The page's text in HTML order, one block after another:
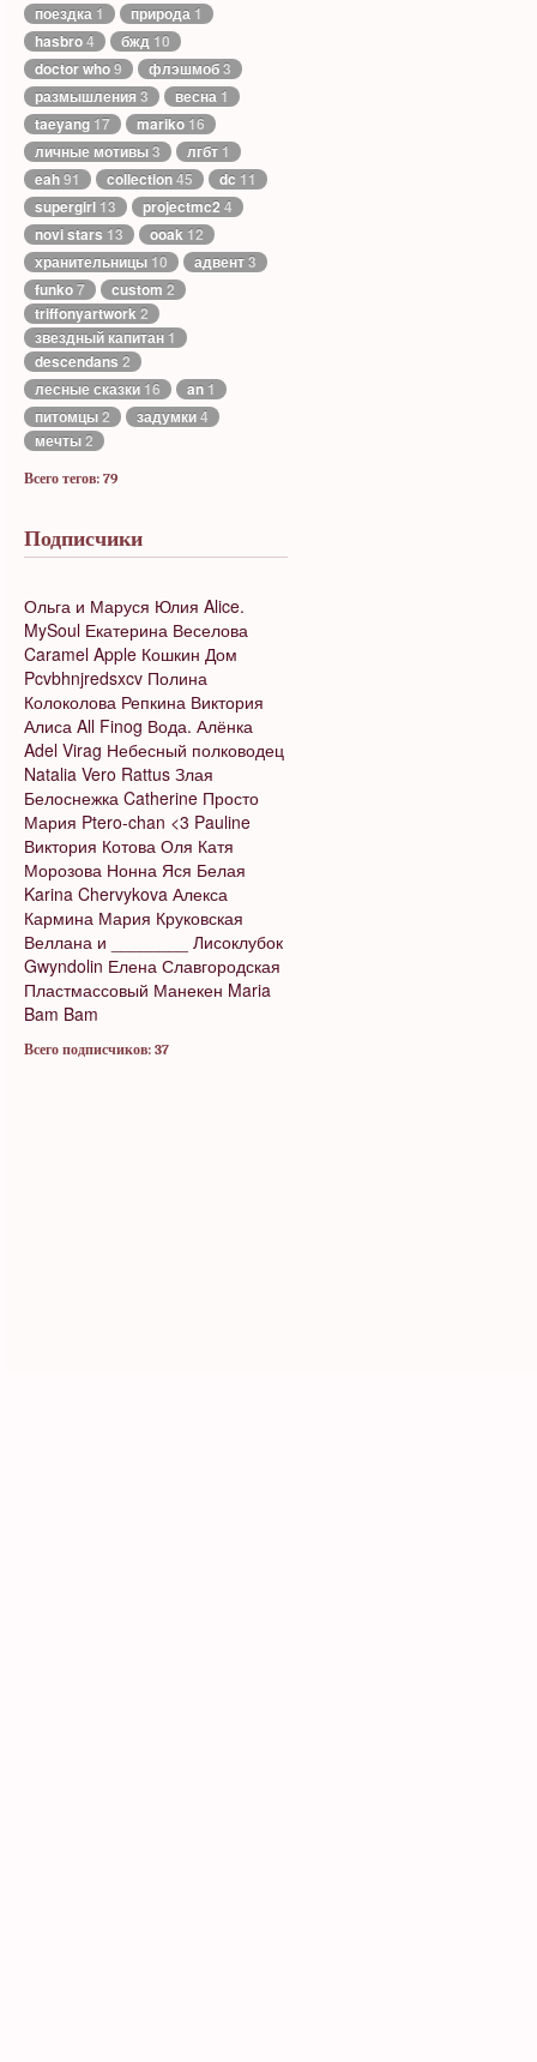
поездка 1 природа 1
hasbro4 бжд 10
doctor who9 флэшмоб3
размышления3 весна 1
taeyang 17 mariko 16
личные мотивы3 лгбт 1
eah91 collection45 dc 11
supergirl 13 projectmc2 4
novi stars 13 ooak 12
хранительницы 10 адвент3
funko7 custom 2
triffonyartwork2
звездный капитан 1
descendans 2
лесные сказки 16 an 1
питомцы2 задумки4
мечты2
Всего тегов: 79
Подписчики
Ольга и Маруся Юлия Alice.
MySoul Екатерина Веселова
Caramel Apple Кошкин Дом
Pcvbhnjredsxcv Полина
Колоколова Репкина Виктория
Алиса All Finog Вода. Алёнка
Adel Virag Небесный полководец
Natalia Vero Rattus Злая
Белоснежка Catherine Просто
Мария Ptero-chan <3 Pauline
Виктория Котова Оля Катя
Морозова Нонна Яся Белая
Karina Chervykova Алекса
Кармина Мария Круковская
Веллана и ________
Лисоклубок
Gwyndolin Елена Славгородская
Пластмассовый Манекен Maria
Bam Bam
Всего подписчиков: 37